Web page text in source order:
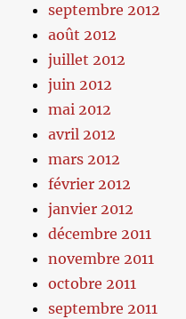
septembre 2012
août 2012
juillet 2012
juin 2012
mai 2012
avril 2012
mars 2012
février 2012
janvier 2012
décembre 2011
novembre 2011
octobre 2011
septembre 2011